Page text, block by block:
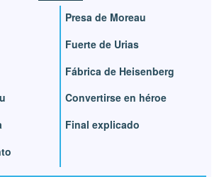
Presa de Moreau
Fuerte de Urias
Fábrica de Heisenberg
Convertirse en héroe
Final explicado